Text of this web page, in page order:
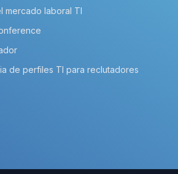
mercado laboral TI
de perfiles TI para reclutadores